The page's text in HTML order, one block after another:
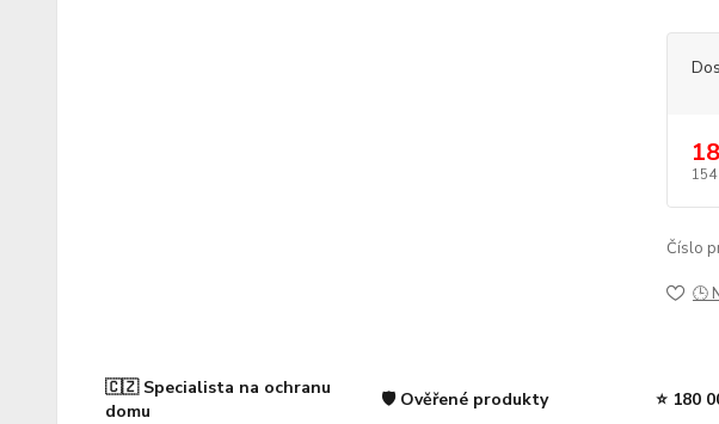
154
Číslo
🕒
🇨🇿 Specialista na ochranu
domu
🛡️ Ověřené produkty ⭐ 180